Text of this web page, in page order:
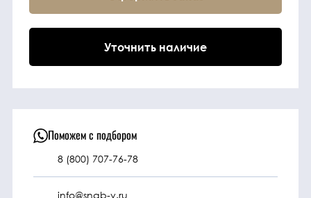
Ходовые части
Электрическая
Уточнить наличие
Поможем с подбором
8 (800) 707-76-78
info@snab-v.ru